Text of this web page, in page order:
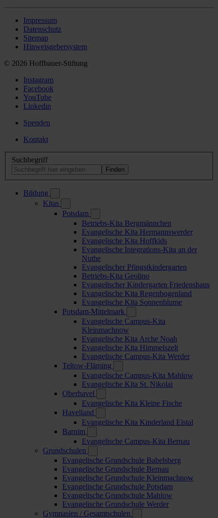
Impressum
Datenschutz
Sitemap
Hinweisgebersystem
© 2026 Hoffbauer-Stiftung
Instagram
Facebook
YouTube
Linkedin
Spenden
Kontakt
Suchbegriff
Bildung
Kitas
Potsdam
Betriebs-Kita Bergmännchen
Evangelische Kita Hermannswerder
Evangelische Kita Hoffkids
Evangelische Integrations-Kita an der
Nuthe
Evangelischer Pfingstkindergarten
Betriebs-Kita Geolino
Evangelischer Kindergarten Friedenshaus
Evangelische Kita Regenbogenland
Evangelische Kita Sonnenblume
Potsdam-Mittelmark
Evangelische Campus-Kita
Kleinmachnow
Evangelische Kita Arche Noah
Evangelische Kita Himmelszelt
Evangelische Campus-Kita Werder
Teltow-Fläming
Evangelische Campus-Kita Mahlow
Evangelische Kita St. Nikolai
Oberhavel
Evangelische Kita Kleine Fische
Havelland
Evangelische Kita Kinderland Elstal
Barnim
Evangelische Campus-Kita Bernau
Grundschulen
Evangelische Grundschule Babelsberg
Evangelische Grundschule Bernau
Evangelische Grundschule Kleinmachnow
Evangelische Grundschule Potsdam
Evangelische Grundschule Mahlow
Evangelische Grundschule Werder
Gymnasien / Gesamtschulen